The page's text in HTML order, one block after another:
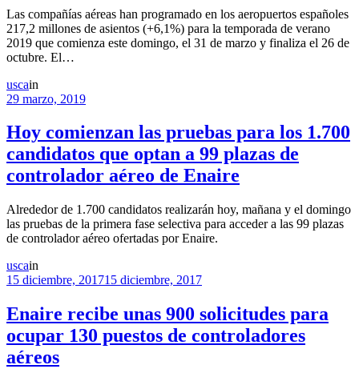
Las compañías aéreas han programado en los aeropuertos españoles
217,2 millones de asientos (+6,1%) para la temporada de verano
2019 que comienza este domingo, el 31 de marzo y finaliza el 26 de
octubre. El…
uscain
29 marzo, 2019
Hoy comienzan las pruebas para los 1.700
candidatos que optan a 99 plazas de
controlador aéreo de Enaire
Alrededor de 1.700 candidatos realizarán hoy, mañana y el domingo
las pruebas de la primera fase selectiva para acceder a las 99 plazas
de controlador aéreo ofertadas por Enaire.
uscain
15 diciembre, 201715 diciembre, 2017
Enaire recibe unas 900 solicitudes para
ocupar 130 puestos de controladores
aéreos